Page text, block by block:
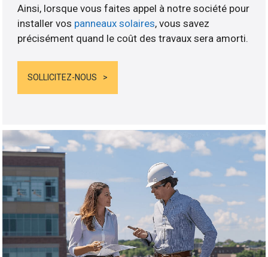
Ainsi, lorsque vous faites appel à notre société pour
installer vos panneaux solaires, vous savez
précisément quand le coût des travaux sera amorti.
SOLLICITEZ-NOUS